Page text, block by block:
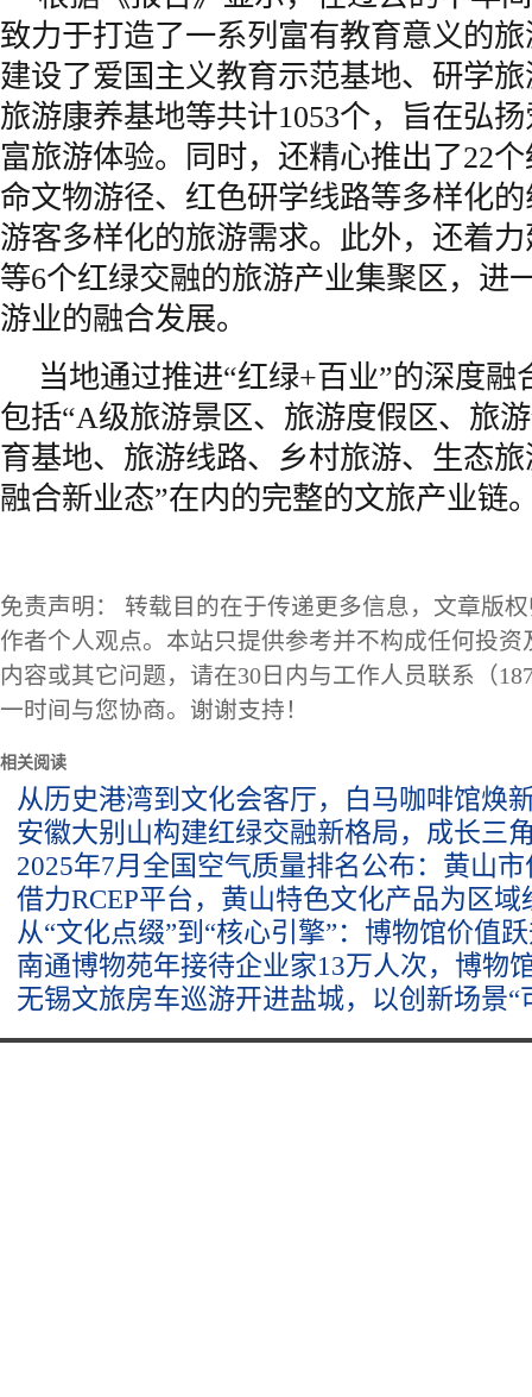
致力于打造了一系列富有教育意义的
建设了爱国主义教育示范基地、研学
旅游康养基地等共计1053个，旨在弘
富旅游体验。同时，还精心推出了22
命文物游径、红色研学线路等多样化
游客多样化的旅游需求。此外，还着
等6个红绿交融的旅游产业集聚区，进
游业的融合发展。
当地通过推进“红绿+百业”的深度融
包括“A级旅游景区、旅游度假区、旅
育基地、旅游线路、乡村旅游、生态
融合新业态”在内的完整的文旅产业链
免责声明： 转载目的在于传递更多信息，文章版
作者个人观点。本站只提供参考并不构成任何投
内容或其它问题，请在30日内与工作人员联系（
一时间与您协商。谢谢支持！
相关阅读
从历史港湾到文化会客厅，白马咖啡馆焕
安徽大别山构建红绿交融新格局，成长三
2025年7月全国空气质量排名公布：黄山
借力RCEP平台，黄山特色文化产品为区
从“文化点缀”到“核心引擎”：博物馆价值
南通博物苑年接待企业家13万人次，博物
无锡文旅房车巡游开进盐城，以创新场景“